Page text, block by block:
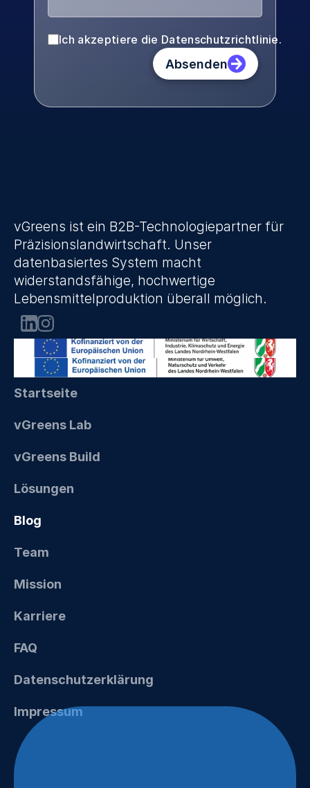
Ich akzeptiere die Datenschutzrichtlinie.
Absenden
vGreens ist ein B2B-Technologiepartner für
Präzisionslandwirtschaft. Unser
datenbasiertes System macht
widerstandsfähige, hochwertige
Lebensmittelproduktion überall möglich.
Startseite
vGreens Lab
vGreens Build
Lösungen
Blog
Team
Mission
Karriere
FAQ
Datenschutzerklärung
Impressum